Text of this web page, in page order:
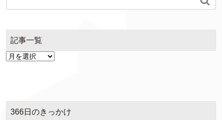
記事一覧
366日のきっかけ